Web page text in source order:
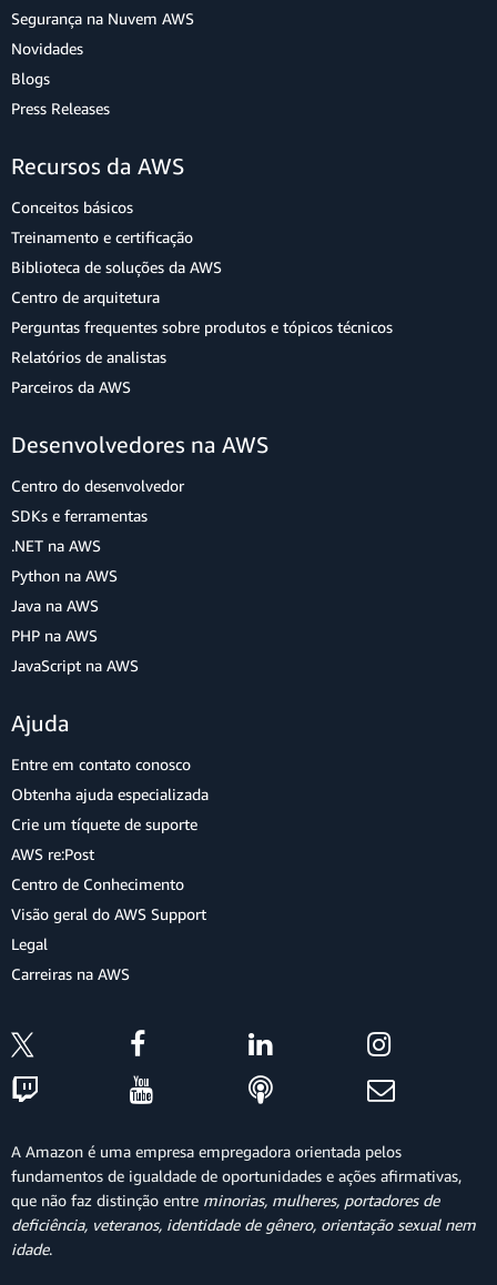
Segurança na Nuvem AWS
Novidades
Blogs
Press Releases
Recursos da AWS
Conceitos básicos
Treinamento e certificação
Biblioteca de soluções da AWS
Centro de arquitetura
Perguntas frequentes sobre produtos e tópicos técnicos
Relatórios de analistas
Parceiros da AWS
Desenvolvedores na AWS
Centro do desenvolvedor
SDKs e ferramentas
.NET na AWS
Python na AWS
Java na AWS
PHP na AWS
JavaScript na AWS
Ajuda
Entre em contato conosco
Obtenha ajuda especializada
Crie um tíquete de suporte
AWS re:Post
Centro de Conhecimento
Visão geral do AWS Support
Legal
Carreiras na AWS
A Amazon é uma empresa empregadora orientada pelos
fundamentos de igualdade de oportunidades e ações afirmativas,
que não faz distinção entre minorias, mulheres, portadores de
deficiência, veteranos, identidade de gênero, orientação sexual nem
idade.